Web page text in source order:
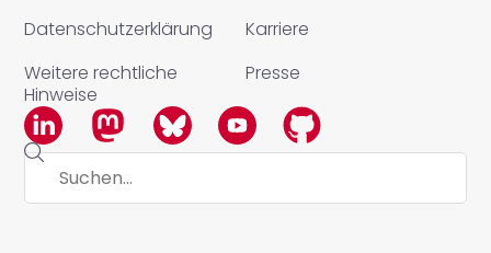
Datenschutzerklärung
Weitere rechtliche
Hinweise
Karriere
Presse